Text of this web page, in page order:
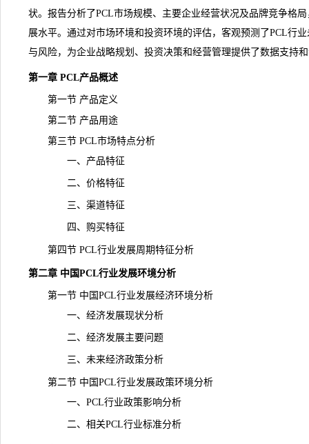
状。报告分析了PCL市场规模、主要企业经营状况及品牌竞争格
展水平。通过对市场环境和投资环境的评估，客观预测了PCL行
与风险，为企业战略规划、投资决策和经营管理提供了数据支持
第一章 PCL产品概述
第一节 产品定义
第二节 产品用途
第三节 PCL市场特点分析
一、产品特征
二、价格特征
三、渠道特征
四、购买特征
第四节 PCL行业发展周期特征分析
第二章 中国PCL行业发展环境分析
第一节 中国PCL行业发展经济环境分析
一、经济发展现状分析
二、经济发展主要问题
三、未来经济政策分析
第二节 中国PCL行业发展政策环境分析
一、PCL行业政策影响分析
二、相关PCL行业标准分析